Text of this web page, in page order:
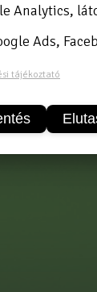
Nem
Analytics,
Ads,
tájékoztató